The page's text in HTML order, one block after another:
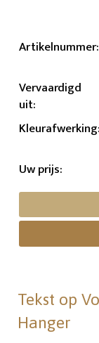
Artikelnummer:
Vervaardigd
uit:
Kleurafwerking:
Uw prijs:
Tekst op
Hanger